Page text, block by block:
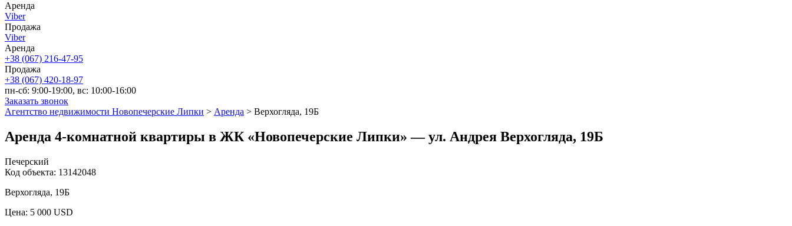
Аренда
Viber
Продажа
Viber
Аренда
+38 (067) 216-47-95
Продажа
+38 (067) 420-18-97
пн-сб: 9:00-19:00, вс: 10:00-16:00
Заказать звонок
Агентство недвижимости Новопечерские Липки > Аренда > Верхогляда, 19Б
Аренда 4-комнатной квартиры в ЖК «Новопечерские Липки» — ул. Андрея Верхогляда, 19Б
Печерский
Код объекта: 13142048
Верхогляда, 19Б
Цена: 5 000 USD